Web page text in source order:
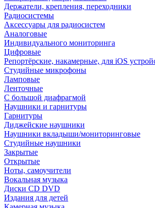
Держатели, крепления, переходники
Радиосистемы
Аксессуары для радиосистем
Аналоговые
Индивидуального мониторинга
Цифровые
Репортёрские, накамерные, для iOS
Студийные микрофоны
Ламповые
Ленточные
С большой диафрагмой
Наушники и гарнитуры
Гарнитуры
Диджейские наушники
Наушники вкладыши/мониторинговые
Студийные наушники
Закрытые
Открытые
Ноты, самоучители
Вокальная музыка
Диски CD DVD
Издания для детей